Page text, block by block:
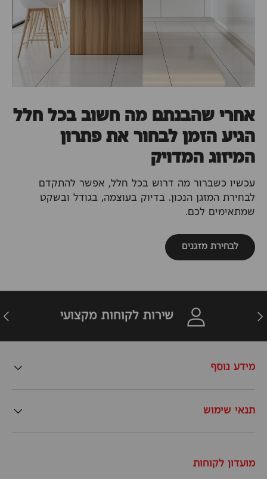
אחרי שהבנתם מה חשוב בכל חלל
הגיע הזמן לבחור את פתרון
המיזוג המדויק
עכשיו כשברור מה דרוש בכל חלל, אפשר להתקדם
לבחירת המזגן הנכון. בדיוק בעוצמה, בגודל ובשקט
שמתאימים לכם.
לבחירת מזגנים
חזרה שירות לקוחות מקצועי
מידע נוסף
תנאי שימוש
מועדון לקוחות